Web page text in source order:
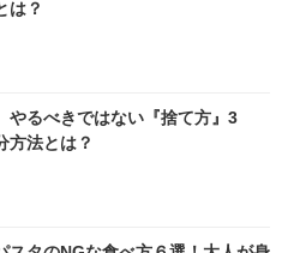
は？
やるべきではない『捨て方』3
法とは？